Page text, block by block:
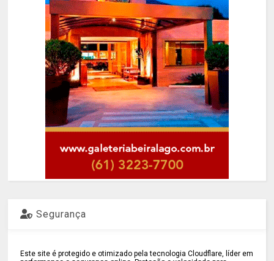
Segurança
Este site é protegido e otimizado pela tecnologia Cloudflare, líder em